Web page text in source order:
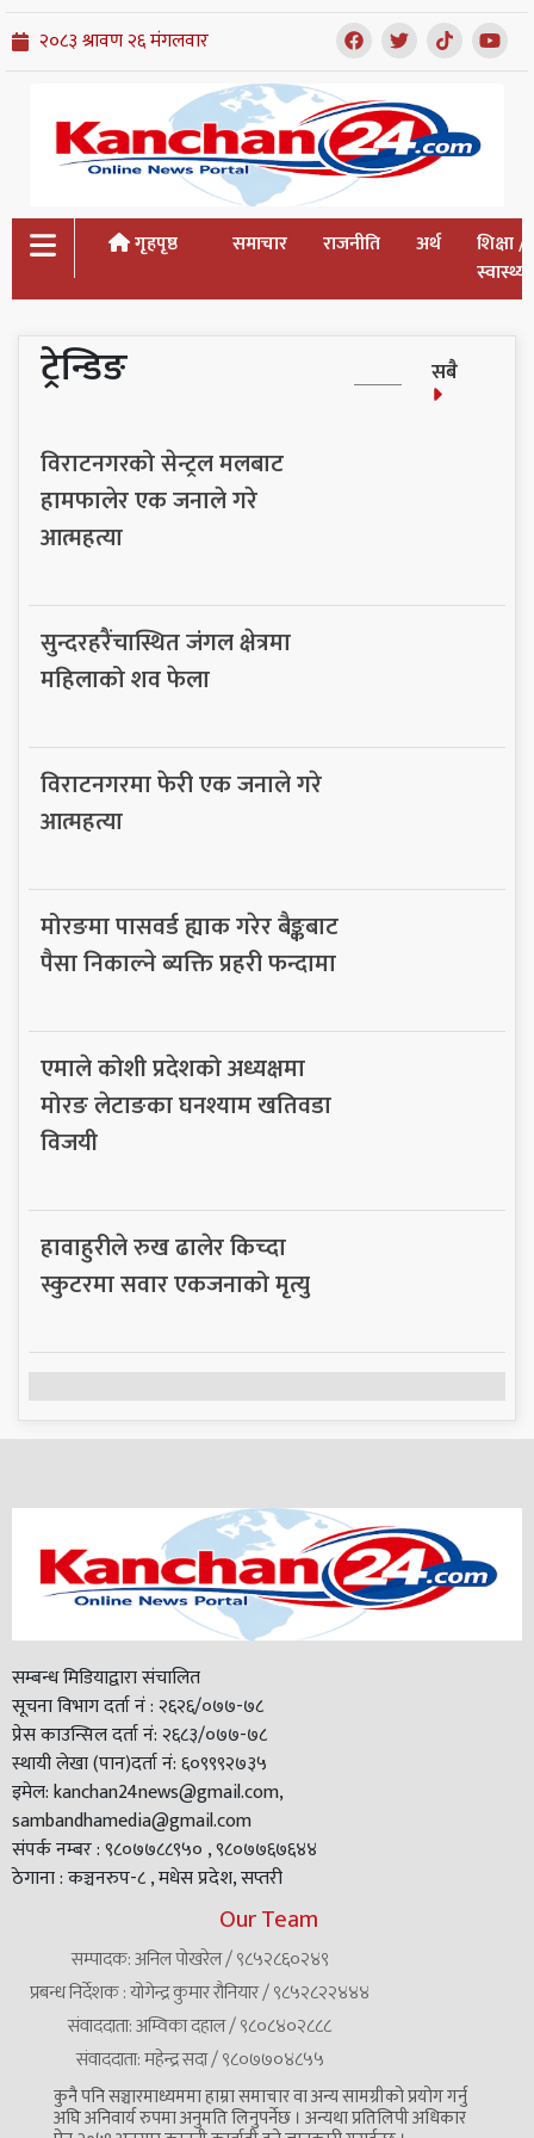
गृहपृष्ठ समाचार राजनीति अर्थ
शिक्षा /
स्वास्थ्य
ट्रेन्डिङ सबै
विराटनगरको सेन्ट्रल मलबाट
हामफालेर एक जनाले गरे
आत्महत्या
सुन्दरहरैंचास्थित जंगल क्षेत्रमा
महिलाको शव फेला
विराटनगरमा फेरी एक जनाले गरे
आत्महत्या
मोरङमा पासवर्ड ह्याक गरेर बैङ्कबाट
पैसा निकाल्ने ब्यक्ति प्रहरी फन्दामा
एमाले कोशी प्रदेशको अध्यक्षमा
मोरङ लेटाङका घनश्याम खतिवडा
विजयी
हावाहुरीले रुख ढालेर किच्दा
स्कुटरमा सवार एकजनाको मृत्यु
सम्बन्ध मिडियाद्वारा संचालित
सूचना विभाग दर्ता नं : २६२६/०७७-७८
प्रेस काउन्सिल दर्ता नं: २६८३/०७७-७८
स्थायी लेखा (पान)दर्ता नं: ६०९९९२७३५
इमेल: kanchan24news@gmail.com,
sambandhamedia@gmail.com
संपर्क नम्बर : ९८०७७८८९५० , ९८०७७६७६४४
ठेगाना : कञ्चनरुप-८ , मधेस प्रदेश, सप्तरी
Our Team
सम्पादक: अनिल पोखरेल / ९८५२८६०२४९
प्रबन्ध निर्देशक : योगेन्द्र कुमार रौनियार / ९८५२८२२४४४
संवाददाता: अम्विका दहाल / ९८०८४०२८८८
संवाददाता: महेन्द्र सदा / ९८०७७०४८५५
कुनै पनि सञ्चारमाध्यममा हाम्रा समाचार वा अन्य सामग्रीको प्रयोग गर्नु
अघि अनिवार्य रुपमा अनुमति लिनुपर्नेछ । अन्यथा प्रतिलिपी अधिकार